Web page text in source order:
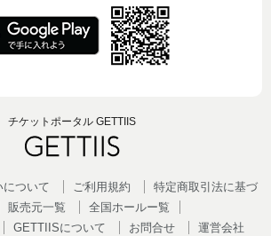
チケットポータル GETTIIS
について ご利用規約
特定商取引法に基づ
販売元一覧
全国ホールー覧
GETTIISについて お問合せ 運営会社